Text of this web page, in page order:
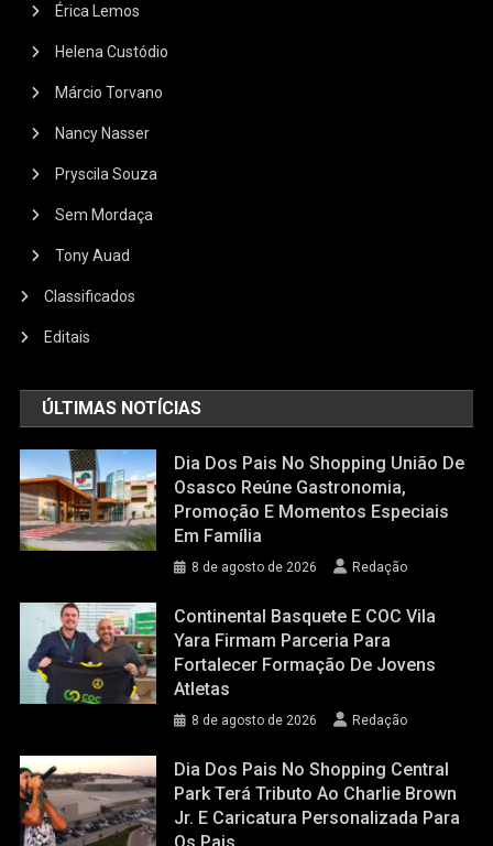
Érica Lemos
Helena Custódio
Márcio Torvano
Nancy Nasser
Pryscila Souza
Sem Mordaça
Tony Auad
Classificados
Editais
ÚLTIMAS NOTÍCIAS
Dia Dos Pais No Shopping União De
Osasco Reúne Gastronomia,
Promoção E Momentos Especiais
Em Família
8 de agosto de 2026 Redação
Continental Basquete E COC Vila
Yara Firmam Parceria Para
Fortalecer Formação De Jovens
Atletas
8 de agosto de 2026 Redação
Dia Dos Pais No Shopping Central
Park Terá Tributo Ao Charlie Brown
Jr. E Caricatura Personalizada Para